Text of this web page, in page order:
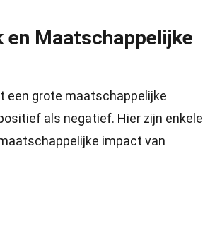
en Maatschappelijke
een grote maatschappelijke
als negatief. Hier zijn enkele
impact van